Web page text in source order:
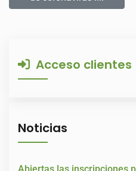
Acceso clientes
Noticias
Abiertas las inscripciones